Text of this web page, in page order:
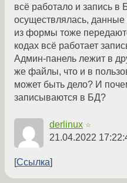
всё работало и запись в
осуществлялась,
из формы тоже
кодах всё работает
Админ-панель лежит в
же файлы, что и в
может быть дело? И
записываются в БД?
derlinux ☆
21.04.2022
Ссылка